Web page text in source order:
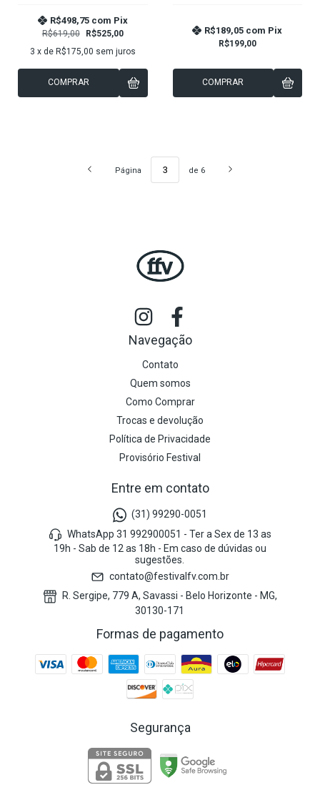
R$619,00 R$525,00
R$498,75 com Pix
3 x de R$175,00 sem juros
COMPRAR
R$199,00
R$189,05 com Pix
COMPRAR
Página de 6
Navegação
Contato
Quem somos
Como Comprar
Trocas e devolução
Política de Privacidade
Provisório Festival
Entre em contato
(31) 99290-0051
WhatsApp 31 992900051 - Ter a Sex de 13 as
19h - Sab de 12 as 18h - Em caso de dúvidas ou
sugestões.
contato@festivalfv.com.br
R. Sergipe, 779 A, Savassi - Belo Horizonte - MG,
30130-171
Formas de pagamento
Segurança